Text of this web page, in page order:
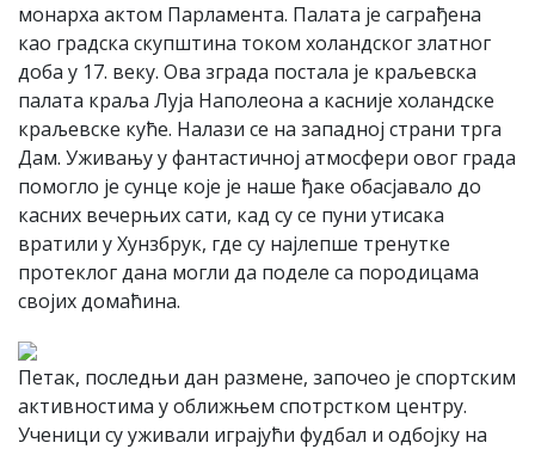
монарха актом Парламента. Палата је саграђена
као градска скупштина током холандског златног
доба у 17. веку. Ова зграда постала је краљевска
палата краља Луја Наполеона а касније холандске
краљевске куће. Налази се на западној страни трга
Дам. Уживању у фантастичној атмосфери овог града
помогло је сунце које је наше ђаке обасјавало до
касних вечерњих сати, кад су се пуни утисака
вратили у Хунзбрук, где су најлепше тренутке
протеклог дана могли да поделе са породицама
својих домаћина.
Петак, последњи дан размене, започео је спортским
активностима у оближњем спотрстком центру.
Ученици су уживали играјући фудбал и одбојку на